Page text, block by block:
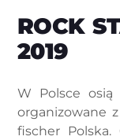
ROCK
2019
W Polsce osią
organizowane
fischer